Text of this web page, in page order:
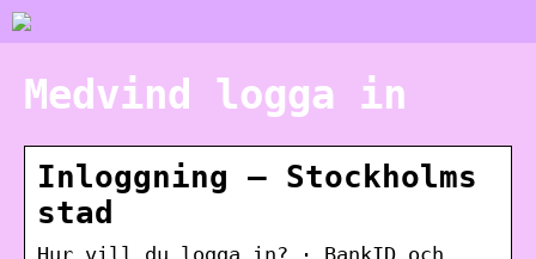
Medvind logga in
Inloggning – Stockholms
stad
Hur vill du logga in? · BankID och